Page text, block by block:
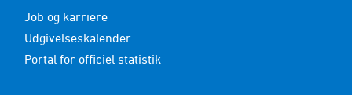
Job og karriere
Udgivelseskalender
Portal for officiel statistik